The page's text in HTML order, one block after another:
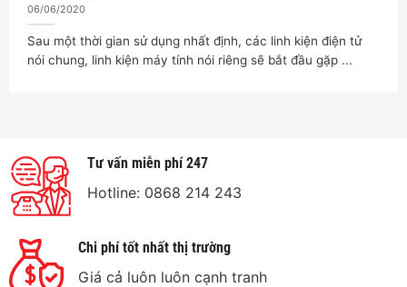
06/06/2020
Sau một thời gian sử dụng nhất định, các linh kiện điện tử
nói chung, linh kiện máy tính nói riêng sẽ bắt đầu gặp ...
Tư vấn miễn phí 247
Hotline: 0868 214 243
Chi phí tốt nhất thị trường
Giá cả luôn luôn cạnh tranh